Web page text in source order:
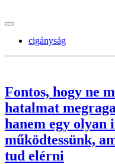
cigányság
Fontos, hogy ne
hatalmat
hanem egy olyan
működtessünk,
tud elérni